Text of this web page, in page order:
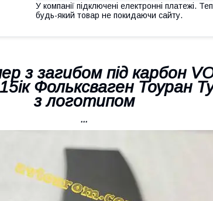
У компанії підключені електронні платежі.
будь-який товар не покидаючи сайту.
з загибом під карбон
Фольксваген Тоуран
з логотипом
...